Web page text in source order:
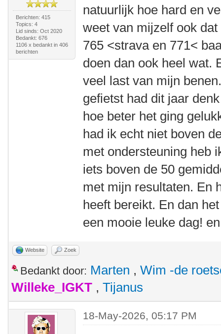
Berichten: 415
Topics: 4
Lid sinds: Oct 2020
Bedankt: 676
1106 x bedankt in 406
berichten
natuurlijk hoe hard en
weet van mijzelf ook
765 <strava en 771<
doen dan ook heel wat.
veel last van mijn
gefietst had dit jaar
hoe beter het ging
had ik echt niet boven
met ondersteuning heb
iets boven de 50
met mijn resultaten. En
heeft bereikt. En dan
een mooie leuke dag!
Website Zoek
Bedankt door: Marten , Wim -de
Willeke_IGKT , Tijanus
18-May-2026, 05:17 PM